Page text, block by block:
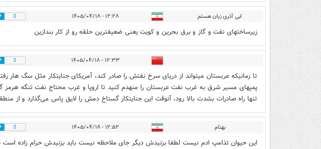
ابی آذری زبان هستم ۱۲:۲۸ - ۱۴۰۵/۰۴/۱۸ 0
زیرساختهای نفت و گاز و برق بحرین و کویت یعنی ضعیفترین حلقه رو از کار بندازین
۱۲:۳۳ - ۱۴۰۵/۰۴/۱۸ 0
تا زمانیکه عربستان میتواند از دریای سرخ نفتش را صادر کند، آمریکای جنایتکار مثل سگ هار
پمپهای مسیر شرق به غرب نفت عربستان را منهدم کنید تا اروپا و غرب محتاج نفت تنگه
تنها راه صادرات بشدت بالا رود، آنوقت این جنایتکار گستاخ دمش را لایق پاس می‌گذارد و از
بهنام ۱۲:۵۲ - ۱۴۰۵/۰۴/۱۸ 0
این حیوان تذامپ ادم نیست لطفا بزنیدش دیگر جای ملاحظه نیست باید بزنیدش حرام زاده است